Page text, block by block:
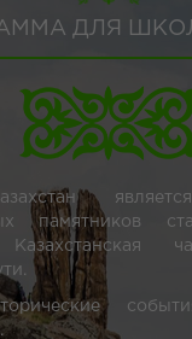
ДЛЯ
памятников
Казахстанская